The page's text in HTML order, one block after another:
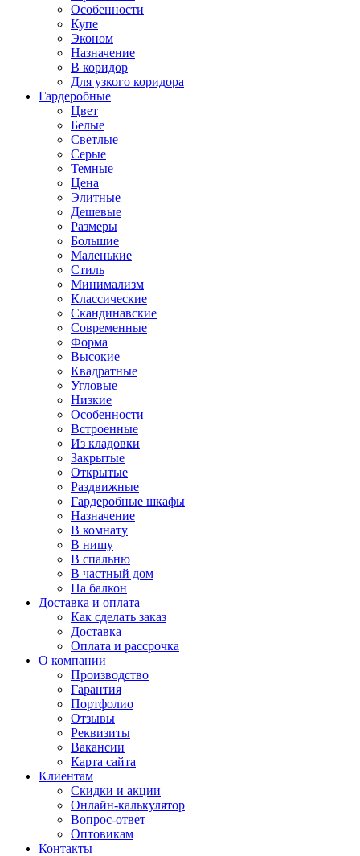
Особенности
Купе
Эконом
Назначение
В коридор
Для узкого коридора
Гардеробные
Цвет
Белые
Светлые
Серые
Темные
Цена
Элитные
Дешевые
Размеры
Большие
Маленькие
Стиль
Минимализм
Классические
Скандинавские
Современные
Форма
Высокие
Квадратные
Угловые
Низкие
Особенности
Встроенные
Из кладовки
Закрытые
Открытые
Раздвижные
Гардеробные шкафы
Назначение
В комнату
В нишу
В спальню
В частный дом
На балкон
Доставка и оплата
Как сделать заказ
Доставка
Оплата и рассрочка
О компании
Производство
Гарантия
Портфолио
Отзывы
Реквизиты
Вакансии
Карта сайта
Клиентам
Скидки и акции
Онлайн-калькулятор
Вопрос-ответ
Оптовикам
Контакты